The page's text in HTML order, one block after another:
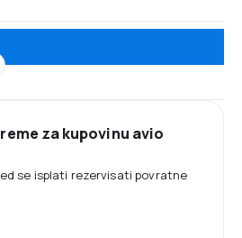
za kupovinu avio
se isplati rezervisati povratne